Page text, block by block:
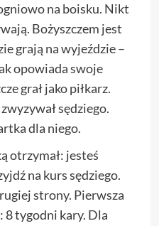
na boisku. Nikt
Bożyszczem jest
grają na wyjeździe –
opowiada swoje
grał jako piłkarz.
sędziego.
dla niego.
otrzymał: jesteś
na kurs sędziego.
strony. Pierwsza
8 tygodni kary. Dla